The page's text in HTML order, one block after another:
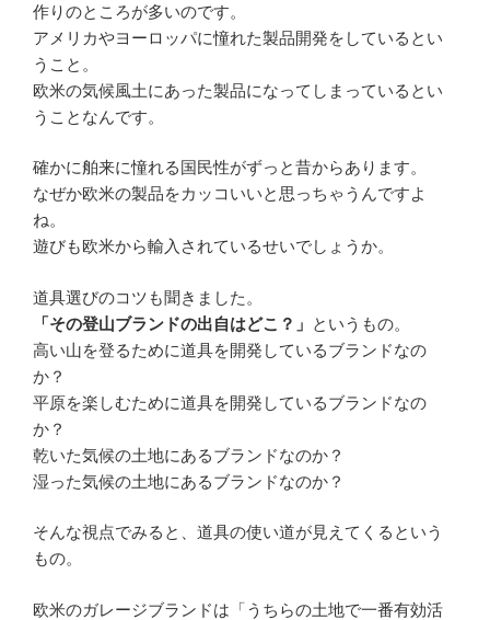
作りのところが多いのです。
アメリカやヨーロッパに憧れた製品開発をしているとい
うこと。
欧米の気候風土にあった製品になってしまっているとい
うことなんです。
確かに舶来に憧れる国民性がずっと昔からあります。
なぜか欧米の製品をカッコいいと思っちゃうんですよ
ね。
遊びも欧米から輸入されているせいでしょうか。
道具選びのコツも聞きました。
「その登山ブランドの出自はどこ？」 というもの。
高い山を登るために道具を開発しているブランドなの
か？
平原を楽しむために道具を開発しているブランドなの
か？
乾いた気候の土地にあるブランドなのか？
湿った気候の土地にあるブランドなのか？
そんな視点でみると、道具の使い道が見えてくるという
もの。
欧米のガレージブランドは「うちらの土地で一番有効活